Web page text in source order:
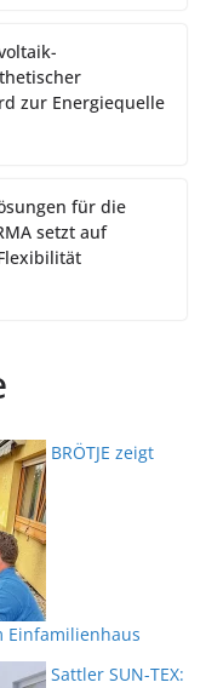
zur Energiequelle
für die
setzt auf
BRÖTJE zeigt
Einfamilienhaus
Sattler SUN-TEX: